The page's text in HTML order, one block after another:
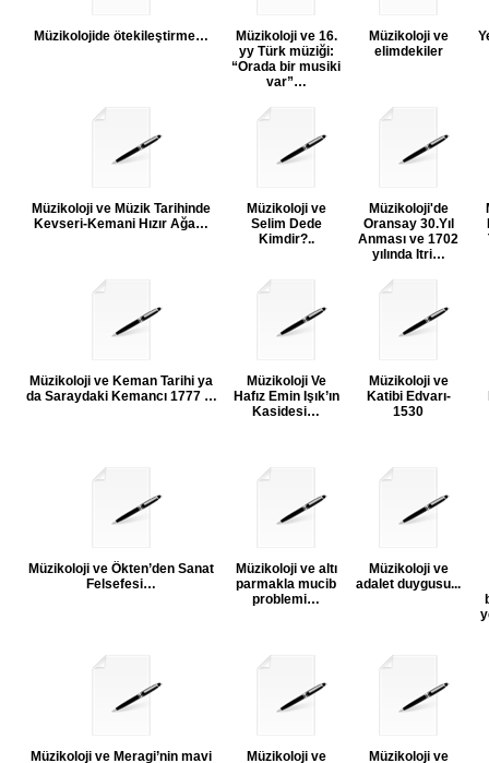
Müzikolojide ötekileştirme…
Müzikoloji ve 16.
yy Türk müziği:
“Orada bir musiki
var”…
Müzikoloji ve
elimdekiler
Müzikoloji ve Müzik Tarihinde
Kevseri-Kemani Hızır Ağa…
Müzikoloji ve
Selim Dede
Kimdir?..
Müzikoloji'de
Oransay 30.Yıl
Anması ve 1702
yılında Itri…
Müzikoloji ve Keman Tarihi ya
da Saraydaki Kemancı 1777 …
Müzikoloji Ve
Hafız Emin Işık’ın
Kasidesi…
Müzikoloji ve
Katibi Edvarı-
1530
Müzikoloji ve Ökten’den Sanat
Felsefesi…
Müzikoloji ve altı
parmakla mucib
problemi…
Müzikoloji ve
adalet duygusu...
Müzikoloji ve Meragi’nin mavi
Müzikoloji ve
Müzikoloji ve